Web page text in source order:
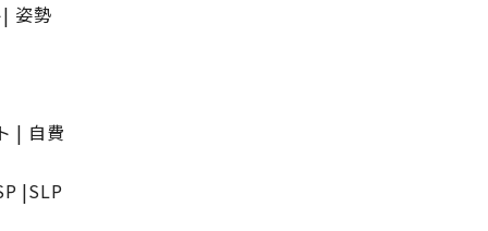
姿勢
| 自費
|SLP